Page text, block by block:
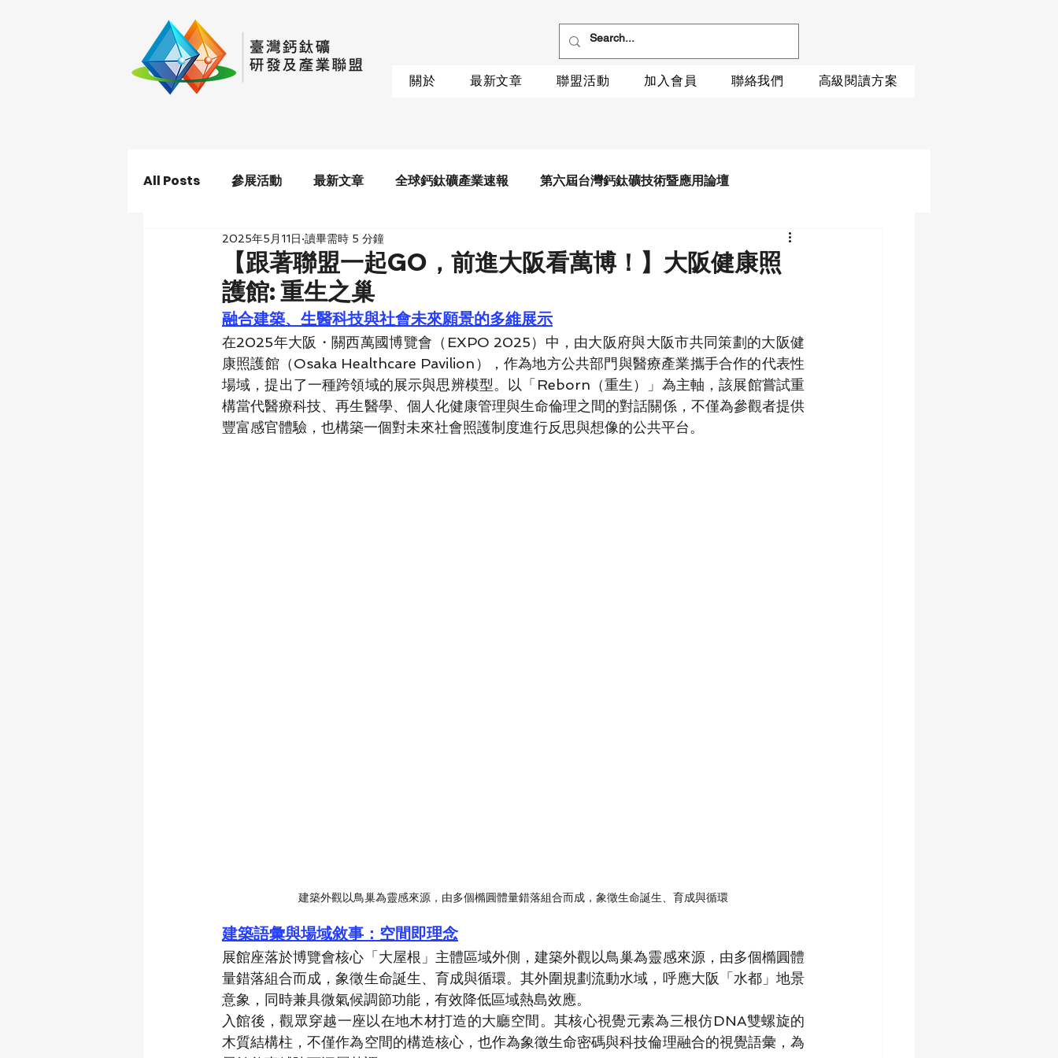
關於 最新文章 聯盟活動 加入會員 聯絡我們 高級閱讀方案
All Posts 參展活動 最新文章 全球鈣鈦礦產業速報 第六屆台灣鈣鈦礦技術暨應用論壇
【跟著聯盟一起GO，前進大阪看萬博！】大阪健康照
護館: 重生之巢
2025年5月11日 讀畢需時 5 分鐘
融合建築、生醫科技與社會未來願景的多維展示
在2025年大阪・關西萬國博覽會（EXPO 2025）中，由大阪府與大阪市共同策劃的大阪健
康照護館（Osaka Healthcare Pavilion），作為地方公共部門與醫療產業攜手合作的代表性
場域，提出了一種跨領域的展示與思辨模型。以「Reborn（重生）」為主軸，該展館嘗試重
構當代醫療科技、再生醫學、個人化健康管理與生命倫理之間的對話關係，不僅為參觀者提供
豐富感官體驗，也構築一個對未來社會照護制度進行反思與想像的公共平台。
建築外觀以鳥巢為靈感來源，由多個橢圓體量錯落組合而成，象徵生命誕生、育成與循環
建築語彙與場域敘事：空間即理念
展館座落於博覽會核心「大屋根」主體區域外側，建築外觀以鳥巢為靈感來源，由多個橢圓體
量錯落組合而成，象徵生命誕生、育成與循環。其外圍規劃流動水域，呼應大阪「水都」地景
意象，同時兼具微氣候調節功能，有效降低區域熱島效應。
入館後，觀眾穿越一座以在地木材打造的大廳空間。其核心視覺元素為三根仿DNA雙螺旋的
木質結構柱，不僅作為空間的構造核心，也作為象徵生命密碼與科技倫理融合的視覺語彙，為